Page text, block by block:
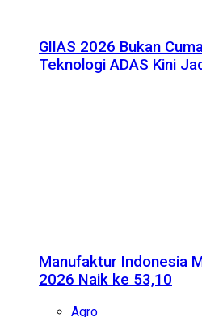
GIIAS 2026 Bukan
Teknologi ADAS Kini
Manufaktur Indonesia
2026 Naik ke 53,10
Agro